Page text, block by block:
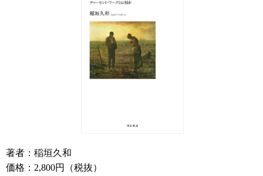
著者：稲垣久和
価格：2,800円（税抜）